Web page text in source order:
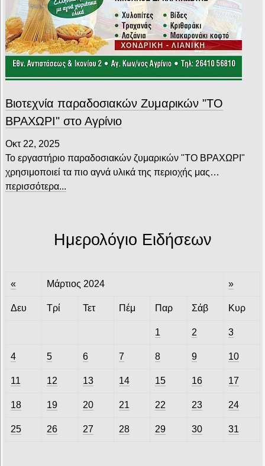
Βιοτεχνία παραδοσιακών Ζυμαρικών "ΤΟ
ΒΡΑΧΩΡΙ" στο Αγρίνιο
Οκτ 22, 2025
Το εργαστήριο παραδοσιακών ζυμαρικών "ΤΟ ΒΡΑΧΩΡΙ"
χρησιμοποιεί τα πιο αγνά υλικά της περιοχής μας…
περισσότερα...
Ημερολόγιο Ειδήσεων
« Μάρτιος 2024 »
Δευ Τρί Τετ Πέμ Παρ Σάβ Κυρ
1 2 3
4 5 6 7 8 9 10
11 12 13 14 15 16 17
18 19 20 21 22 23 24
25 26 27 28 29 30 31